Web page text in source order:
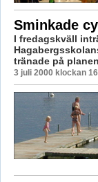
Sminkade
I fredagskväll
tränade på
3 juli 2000 klockan